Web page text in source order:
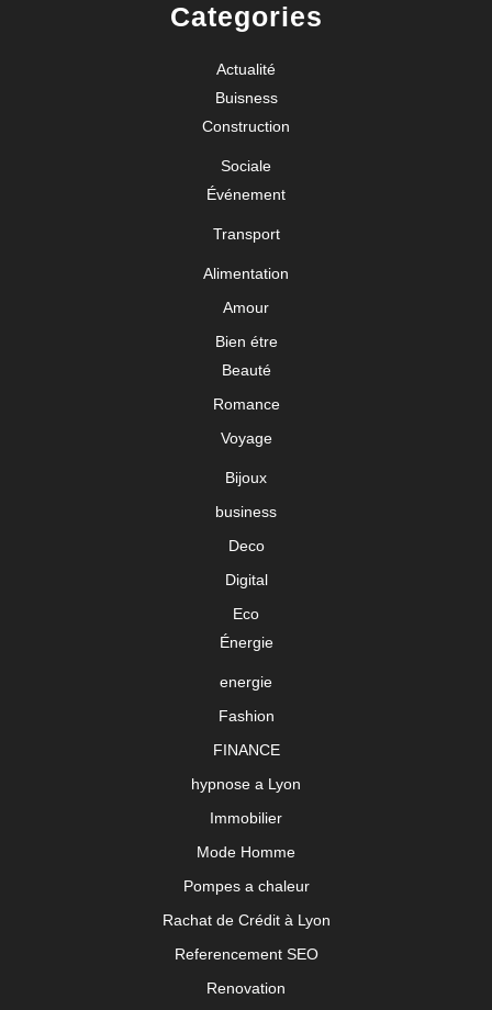
Categories
Actualité
Buisness
Construction
Sociale
Événement
Transport
Alimentation
Amour
Bien étre
Beauté
Romance
Voyage
Bijoux
business
Deco
Digital
Eco
Énergie
energie
Fashion
FINANCE
hypnose a Lyon
Immobilier
Mode Homme
Pompes a chaleur
Rachat de Crédit à Lyon
Referencement SEO
Renovation